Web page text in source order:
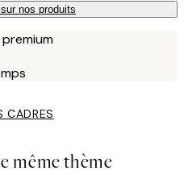
nos produits
CADRES
même thème